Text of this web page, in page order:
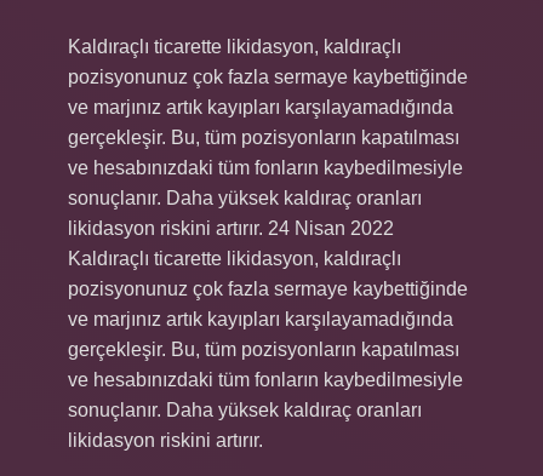
Kaldıraçlı ticarette likidasyon, kaldıraçlı
pozisyonunuz çok fazla sermaye kaybettiğinde
ve marjınız artık kayıpları karşılayamadığında
gerçekleşir. Bu, tüm pozisyonların kapatılması
ve hesabınızdaki tüm fonların kaybedilmesiyle
sonuçlanır. Daha yüksek kaldıraç oranları
likidasyon riskini artırır. 24 Nisan 2022
Kaldıraçlı ticarette likidasyon, kaldıraçlı
pozisyonunuz çok fazla sermaye kaybettiğinde
ve marjınız artık kayıpları karşılayamadığında
gerçekleşir. Bu, tüm pozisyonların kapatılması
ve hesabınızdaki tüm fonların kaybedilmesiyle
sonuçlanır. Daha yüksek kaldıraç oranları
likidasyon riskini artırır.